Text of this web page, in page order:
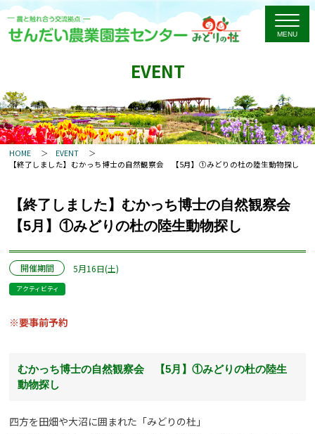
EVENT
HOME
EVENT
【終了しました】むかっち博士の自然観察会 【5月】①みどりの杜の陸生動物探し
【終了しました】むかっち博士の自然観察会
【5月】①みどりの杜の陸生動物探し
開催期間 5月16日(土)
アクティビティ
※要事前予約
むかっち博士の自然観察会 【5月】①みどりの杜の陸生
動物探し
四方を田畑や大沼に囲まれた「みどりの杜」